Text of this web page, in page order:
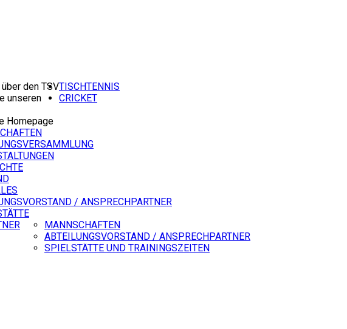
den TSV
unseren
Homepage
/ ANSPRECHPARTNER
TISCHTENNIS
CRICKET
MANNSCHAFTEN
ABTEILUNGSVORSTAND / ANSPRECHPARTNER
SPIELSTÄTTE UND TRAININGSZEITEN